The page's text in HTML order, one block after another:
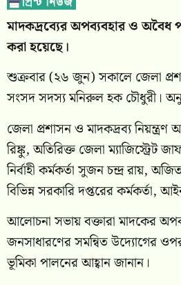
মাদকদ্রব্যের অপব্যবহার ও অবৈধ
করা হয়েছে।
শুক্রবার (২৬ জুন) সকালে জেলা
সংসদ সদস্য মনিরুল হক চৌধুরী।
জেলা প্রশাসন ও মাদকদ্রব্য
রিঙ্কু, অতিরিক্ত জেলা ম্যাজিস্ট্রেট
নির্বাহী কর্মকর্তা সুজন চন্দ্র রায়,
বিভিন্ন সরকারি দপ্তরের কর্মকর্তা,
আলোচনা সভায় বক্তারা মাদকের
জনসাধারণের সমন্বিত উদ্যোগের
ভূমিকা পালনের আহ্বান জানান।